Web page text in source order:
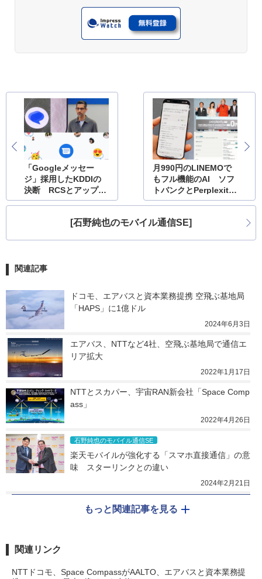
「Googleメッセー
ジ」採用したKDDIの
決断 RCSとアップル
の影、LINE問題
月990円のLINEMOで
もフル機能のAI ソフ
トバンクとPerplexity
提携の狙い
[石野純也のモバイル通信SE]
関連記事
ドコモ、エアバスと資本業務提携 空飛ぶ基地局
「HAPS」に1億ドル
2024年6月3日
エアバス、NTTなど4社、空飛ぶ基地局で通信エ
リア拡大
2022年1月17日
NTTとスカパー、宇宙RAN新会社「Space Comp
ass」
2022年4月26日
石野純也のモバイル通信SE
楽天モバイルが強化する「スマホ直接通信」の意
味　スターリンクとの違い
2024年2月21日
もっと関連記事を見る
関連リンク
NTTドコモ、Space CompassがAALTO、エアバスと資本業務提